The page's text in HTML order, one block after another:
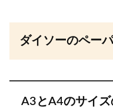
ダイソーのペー
A3とA4のサイ